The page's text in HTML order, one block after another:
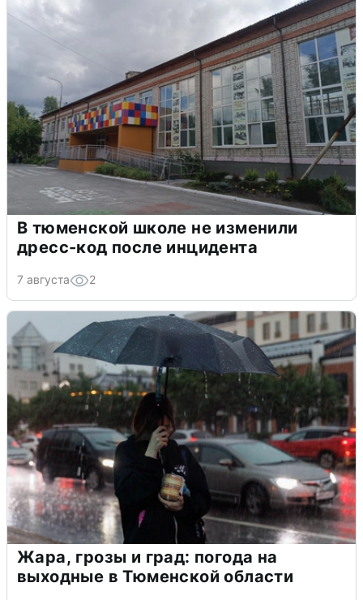
В тюменской школе не изменили
дресс-код после инцидента
7 августа 2
Жара, грозы и град: погода на
выходные в Тюменской области